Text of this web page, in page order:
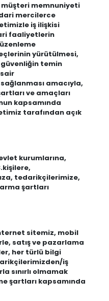
memnuniyeti
mercilerce
iş ilişkisi
faaliyetlerin
yürütülmesi,
temin
amacıyla,
ve amaçları
kapsamında
tarafından açık
kurumlarına,
tedarikçilerimize,
şartları
sitemiz, mobil
satış ve pazarlama
her türlü bilgi
iş
sınırlı olmamak
şartları kapsamında